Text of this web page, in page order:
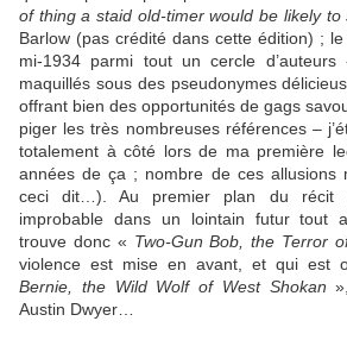
of thing a staid old-timer would be likely to
Barlow (pas crédité dans cette édition) ;
mi-1934 parmi tout un cercle
maquillés sous des pseudonymes
offrant bien des opportunités de gags
piger les très nombreuses références –
totalement à côté lors de ma première
années de ça ; nombre de ces allusions
ceci dit…). Au premier plan du récit
improbable dans un lointain futur tout
trouve donc « Two-Gun Bob, the Terror
violence est mise en avant, et qui est
Bernie, the Wild Wolf of West Shokan
Austin Dwyer…